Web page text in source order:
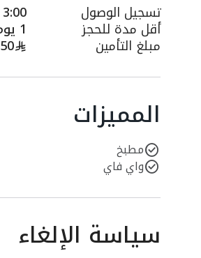
تسجيل الوصول 3:00 م
أقل مدة للحجز 1 يوم
مبلغ التأمين 50
المميزات
مطبخ
واي فاي
سياسة الإلغاء